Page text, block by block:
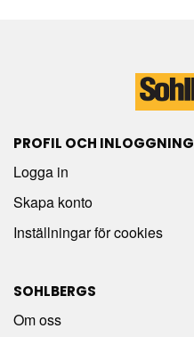
PROFIL OCH INLOGGNING
Logga in
Skapa konto
Inställningar för cookies
SOHLBERGS
Om oss